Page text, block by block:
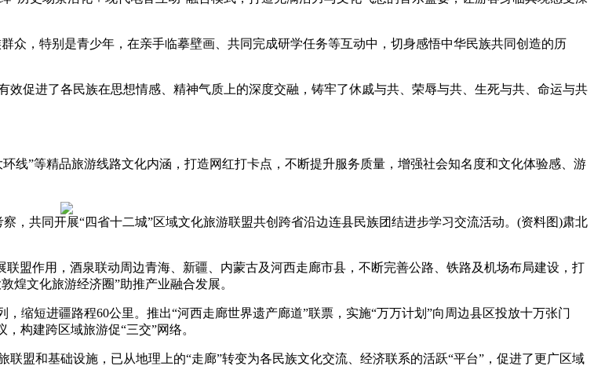
，特别是青少年，在亲手临摹壁画、共同完成研学任务等互动中，切身感悟中华民族共同创造的历
进了各民族在思想情感、精神气质上的深度交融，铸牢了休戚与共、荣辱与共、生死与共、命运与共
”等精品旅游线路文化内涵，打造网红打卡点，不断提升服务质量，增强社会知名度和文化体验感、游
，共同开展“四省十二城”区域文化旅游联盟共创跨省沿边连县民族团结进步学习交流活动。(资料图)肃北
作用，酒泉联动周边青海、新疆、内蒙古及河西走廊市县，不断完善公路、铁路及机场布局建设，打
煌文化旅游经济圈”助推产业融合发展。
短进疆路程60公里。推出“河西走廊世界遗产廊道”联票，实施“万万计划”向周边县区投放十万张门
构建跨区域旅游促“三交”网络。
和基础设施，已从地理上的“走廊”转变为各民族文化交流、经济联系的活跃“平台”，促进了更广区域